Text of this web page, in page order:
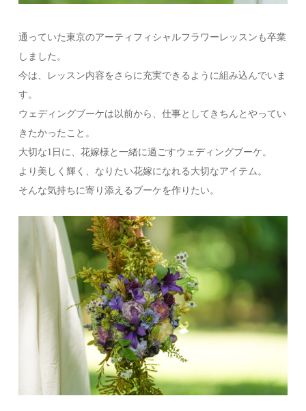
通っていた東京のアーティフィシャルフラワーレッスンも卒業
しました。
今は、レッスン内容をさらに充実できるように組み込んでいま
す。
ウェディングブーケは以前から、仕事としてきちんとやってい
きたかったこと。
大切な1日に、花嫁様と一緒に過ごすウェディングブーケ。
より美しく輝く、なりたい花嫁になれる大切なアイテム。
そんな気持ちに寄り添えるブーケを作りたい。